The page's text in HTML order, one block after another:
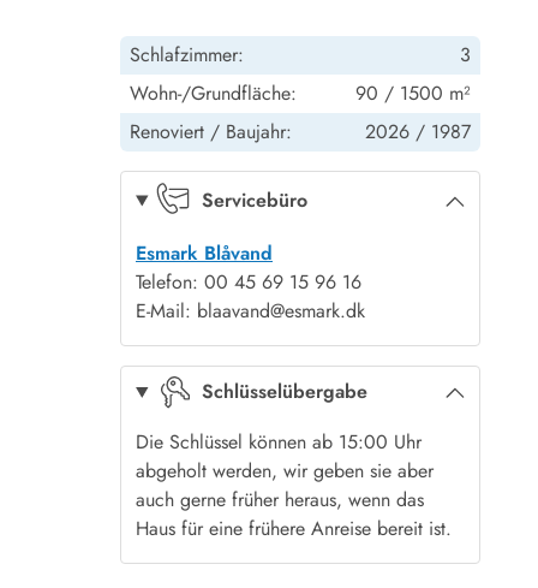
Schlafzimmer:
3
Wohn-/Grundfläche:
90 / 1500 m²
Renoviert / Baujahr: 2026 / 1987
Servicebüro
Esmark Blåvand
Telefon: 00 45 69 15 96 16
E-Mail: blaavand@esmark.dk
Schlüsselübergabe
Die Schlüssel können ab 15:00 Uhr
abgeholt werden, wir geben sie aber
auch gerne früher heraus, wenn das
Haus für eine frühere Anreise bereit ist.